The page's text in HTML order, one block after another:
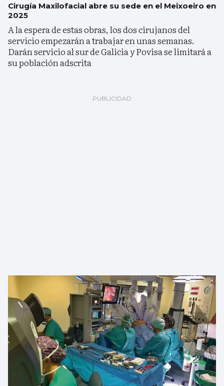
Cirugía Maxilofacial abre su sede en el Meixoeiro en
2025
A la espera de estas obras, los dos cirujanos del
servicio empezarán a trabajar en unas semanas.
Darán servicio al sur de Galicia y Povisa se limitará a
su población adscrita